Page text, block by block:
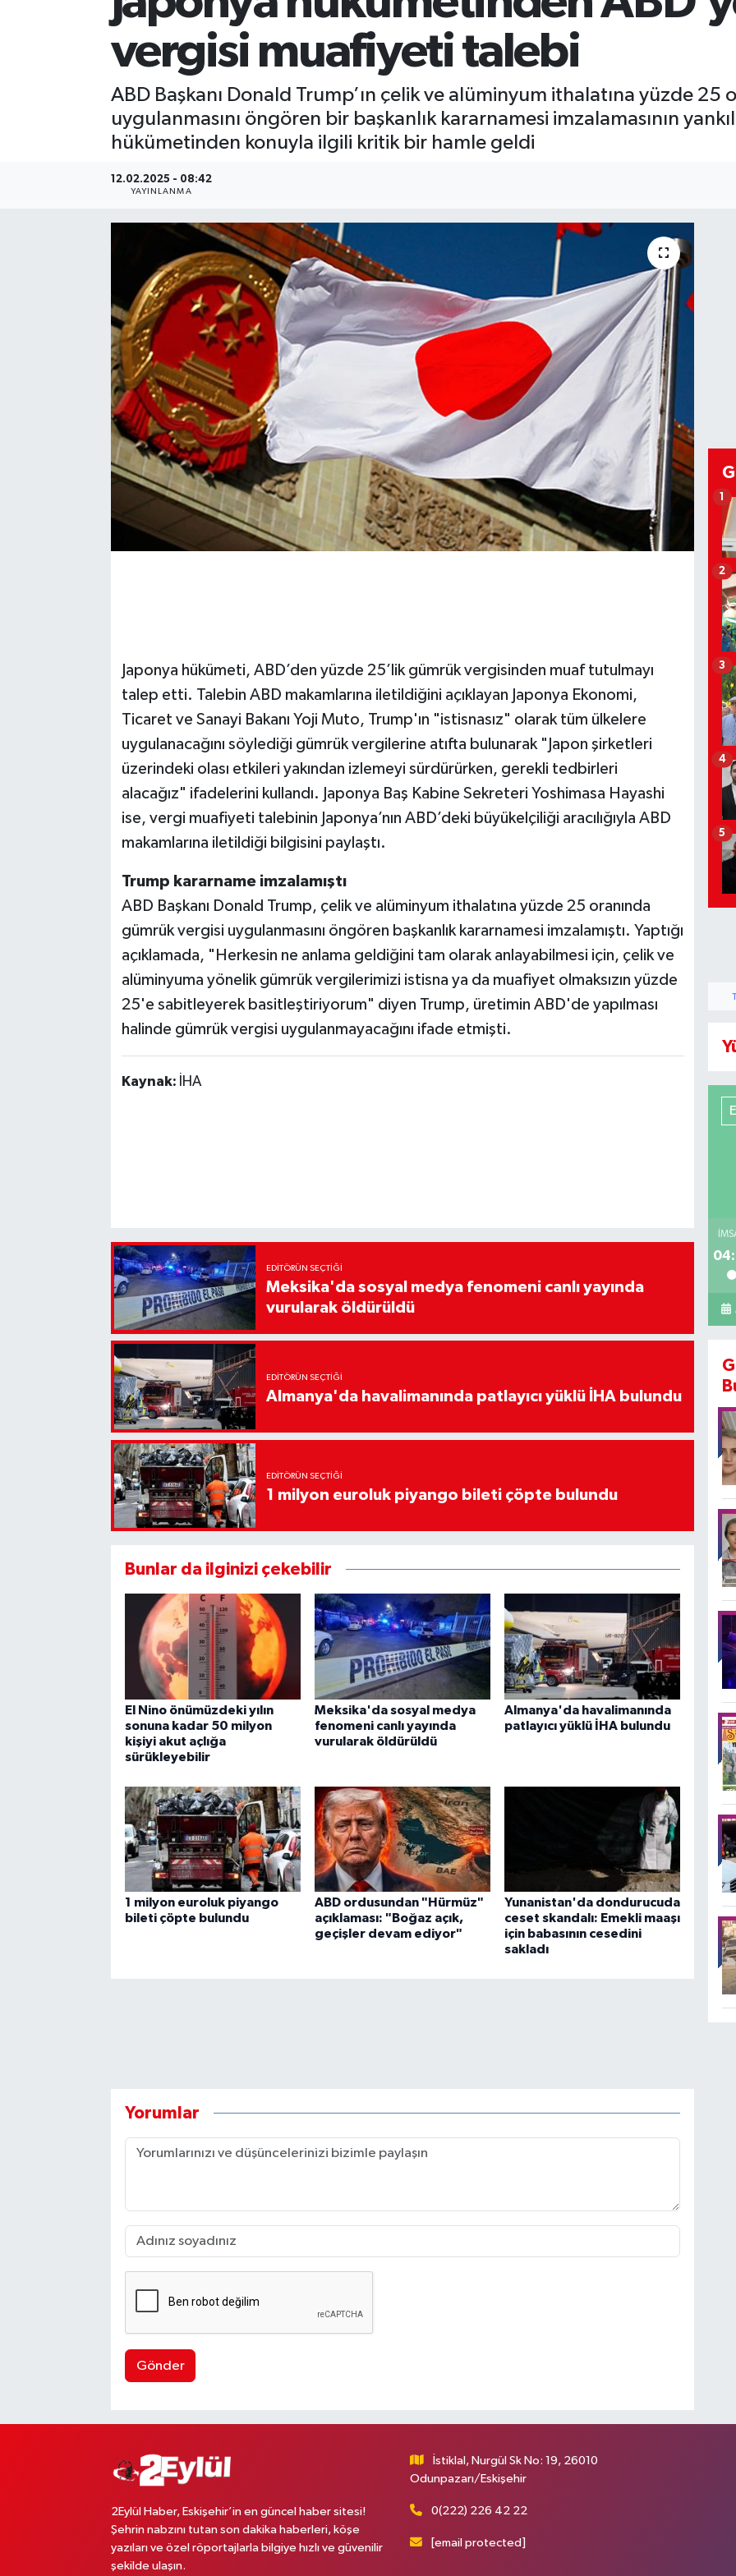
vergisi muafiyeti talebi
ABD Başkanı Donald Trump’ın çelik ve alüminyum ithalatına yüzde 25
uygulanmasını öngören bir başkanlık kararnamesi imzalamasının
hükümetinden konuyla ilgili kritik bir hamle geldi
12.02.2025 - 08:42
YAYINLANMA
Japonya hükümeti, ABD’den yüzde 25’lik gümrük vergisinden muaf tutulmayı
talep etti. Talebin ABD makamlarına iletildiğini açıklayan Japonya Ekonomi,
Ticaret ve Sanayi Bakanı Yoji Muto, Trump'ın "istisnasız" olarak tüm ülkelere
uygulanacağını söylediği gümrük vergilerine atıfta bulunarak "Japon şirketleri
üzerindeki olası etkileri yakından izlemeyi sürdürürken, gerekli tedbirleri
alacağız" ifadelerini kullandı. Japonya Baş Kabine Sekreteri Yoshimasa Hayashi
ise, vergi muafiyeti talebinin Japonya’nın ABD’deki büyükelçiliği aracılığıyla ABD
makamlarına iletildiği bilgisini paylaştı.
Trump kararname imzalamıştı
ABD Başkanı Donald Trump, çelik ve alüminyum ithalatına yüzde 25 oranında
gümrük vergisi uygulanmasını öngören başkanlık kararnamesi imzalamıştı. Yaptığı
açıklamada, "Herkesin ne anlama geldiğini tam olarak anlayabilmesi için, çelik ve
alüminyuma yönelik gümrük vergilerimizi istisna ya da muafiyet olmaksızın yüzde
25'e sabitleyerek basitleştiriyorum" diyen Trump, üretimin ABD'de yapılması
halinde gümrük vergisi uygulanmayacağını ifade etmişti.
Kaynak: İHA
EDITÖRÜN SEÇTIĞI
Meksika'da sosyal medya fenomeni canlı yayında
vurularak öldürüldü
EDITÖRÜN SEÇTIĞI
Almanya'da havalimanında patlayıcı yüklü İHA bulundu
EDITÖRÜN SEÇTIĞI
1 milyon euroluk piyango bileti çöpte bulundu
Bunlar da ilginizi çekebilir
El Nino önümüzdeki yılın
sonuna kadar 50 milyon
kişiyi akut açlığa
sürükleyebilir
Meksika'da sosyal medya
fenomeni canlı yayında
vurularak öldürüldü
Almanya'da havalimanında
patlayıcı yüklü İHA bulundu
1 milyon euroluk piyango
bileti çöpte bulundu
ABD ordusundan "Hürmüz"
açıklaması: "Boğaz açık,
geçişler devam ediyor"
Yunanistan'da dondurucuda
ceset skandalı: Emekli maaşı
için babasının cesedini
sakladı
Yorumlar
Gönder
1
2
3
4
5
2Eylül Haber, Eskişehir’in en güncel haber sitesi!
Şehrin nabzını tutan son dakika haberleri, köşe
yazıları ve özel röportajlarla bilgiye hızlı ve güvenilir
şekilde ulaşın.
İstiklal, Nurgül Sk No: 19, 26010
Odunpazarı/Eskişehir
0(222) 226 42 22
[email protected]